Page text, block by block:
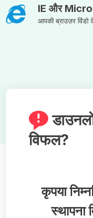
IE और
आपकी ब्राउज़र विंडो
विफल?
कृपया
स्थापना